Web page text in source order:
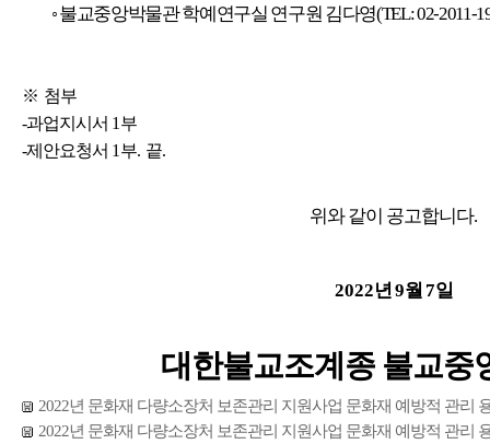
◦불교중앙박물관 학예연구실 연구원 김다영(TEL: 02-2011-
※ 첨부
-과업지시서 1 부
-제안요청서 1 부. 끝.
위와 같이 공고합니다.
2022년 9월 7일
대한불교조계종 불교중
2022년 문화재 다량소장처 보존관리 지원사업 문화재 예방적 관리
2022년 문화재 다량소장처 보존관리 지원사업 문화재 예방적 관리